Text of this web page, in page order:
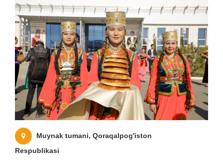
Muynak tumani, Qoraqalpog'iston
Respublikasi